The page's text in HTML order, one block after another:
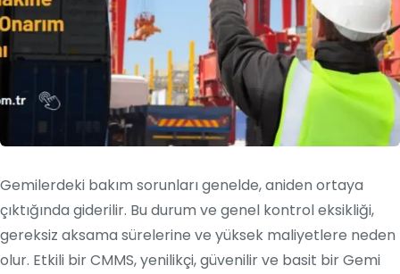
Gemilerdeki bakım sorunları genelde, aniden ortaya
çıktığında giderilir. Bu durum ve genel kontrol eksikliği,
gereksiz aksama sürelerine ve yüksek maliyetlere neden
olur. Etkili bir CMMS, yenilikçi, güvenilir ve basit bir Gemi